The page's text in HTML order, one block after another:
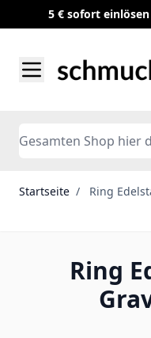
5 € sofort
Search
Startseite / Ring
Ring